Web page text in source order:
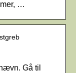
…
Gå til